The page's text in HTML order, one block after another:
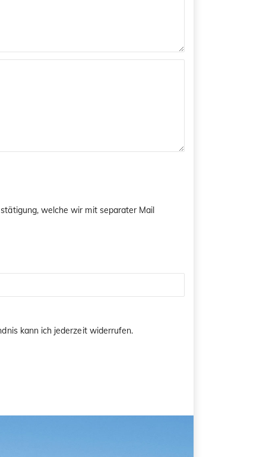
welche wir mit separater Mail
kann ich jederzeit widerrufen.